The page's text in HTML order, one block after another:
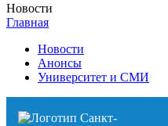
Новости
Главная
Новости
Анонсы
Университет и СМИ